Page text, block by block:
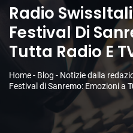
Radio
Festival Di
Tutta Radio E
Home- Blog - Notizie dalla
Festival di Sanremo: Emozioni a